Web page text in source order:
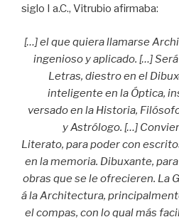
siglo I a.C., Vitrubio afirmaba:
[…] el que quiera llamarse
ingenioso y aplicado. […]
Letras, diestro en el
inteligente en la Óptica,
versado en la Historia,
y Astrólogo. […]
Literato, para poder con
en la memoria. Dibuxante,
obras que se le ofrecieren. La
á la Architectura,
el compas, con lo qual más